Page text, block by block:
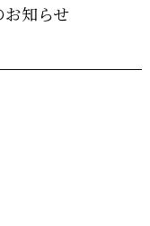
お知らせ